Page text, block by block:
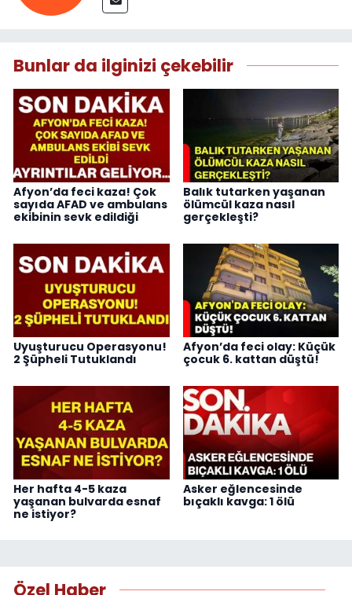
Bunlar da ilginizi çekebilir
Afyon’da feci kaza! Çok
sayıda AFAD ve ambulans
ekibinin sevk edildiği
Balık tutarken yaşanan
ölümcül kaza nasıl
gerçekleşti?
Uyuşturucu Operasyonu!
2 Şüpheli Tutuklandı
Afyon’da feci olay: Küçük
çocuk 6. kattan düştü!
Her hafta 4-5 kaza
yaşanan bulvarda esnaf
ne istiyor?
Asker eğlencesinde
bıçaklı kavga: 1 ölü
Özel Haber